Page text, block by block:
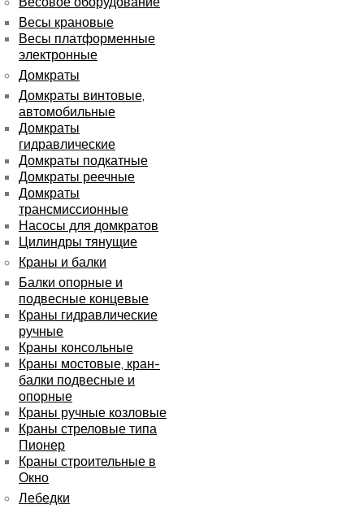
Весы крановые
Весы платформенные
электронные
Домкраты
Домкраты винтовые,
автомобильные
Домкраты
гидравлические
Домкраты подкатные
Домкраты реечные
Домкраты
трансмиссионные
Насосы для домкратов
Цилиндры тянущие
Краны и балки
Балки опорные и
подвесные концевые
Краны гидравлические
ручные
Краны консольные
Краны мостовые, кран-
балки подвесные и
опорные
Краны ручные козловые
Краны стреловые типа
Пионер
Краны строительные в
Окно
Лебедки